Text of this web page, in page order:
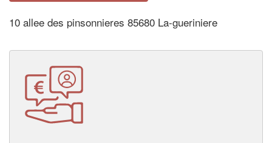
10 allee des pinsonnieres 85680 La-gueriniere